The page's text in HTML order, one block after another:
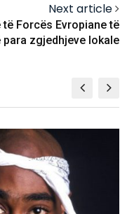
Next article
Forcës Evropiane të
zgjedhjeve lokale